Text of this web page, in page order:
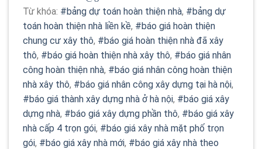
Từ khóa: #bảng dự toán hoàn thiện nhà, #bảng dự
toán hoàn thiện nhà liền kề, #báo giá hoàn thiện
chung cư xây thô, #báo giá hoàn thiện nhà đã xây
thô, #báo giá hoàn thiện nhà xây thô, #báo giá nhân
công hoàn thiện nhà, #báo giá nhân công hoàn thiện
nhà xây thô, #báo giá nhân công xây dựng tại hà nội,
#báo giá thành xây dựng nhà ở hà nội, #báo giá xây
dựng nhà, #báo giá xây dựng phần thô, #báo giá xây
nhà cấp 4 trọn gói, #báo giá xây nhà mặt phố trọn
gói, #báo giá xây nhà mới, #báo giá xây nhà theo